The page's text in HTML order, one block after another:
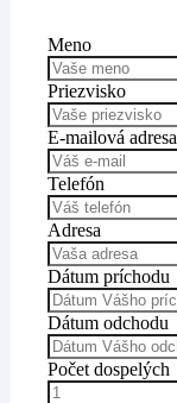
Meno
Priezvisko
E-mailová adresa
Telefón
Adresa
Dátum príchodu
Dátum odchodu
Počet dospelých